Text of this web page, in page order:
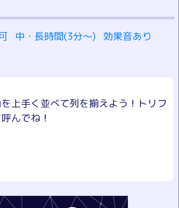
中・長時間(3分～)
効果音あり
上手く並べて列を揃えよう！トリフ
んでね！